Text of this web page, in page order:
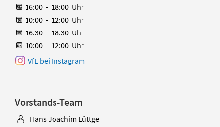
16:00 - 18:00 Uhr
10:00 - 12:00 Uhr
16:30 - 18:30 Uhr
10:00 - 12:00 Uhr
VfL bei Instagram
Vorstands-Team
Hans Joachim Lüttge